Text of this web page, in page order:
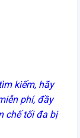
kiếm, hãy
phí, đầy
chế tối đa bị